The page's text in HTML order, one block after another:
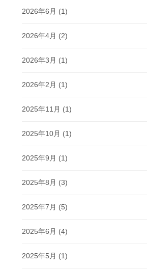
2026年6月 (1)
2026年4月 (2)
2026年3月 (1)
2026年2月 (1)
2025年11月 (1)
2025年10月 (1)
2025年9月 (1)
2025年8月 (3)
2025年7月 (5)
2025年6月 (4)
2025年5月 (1)